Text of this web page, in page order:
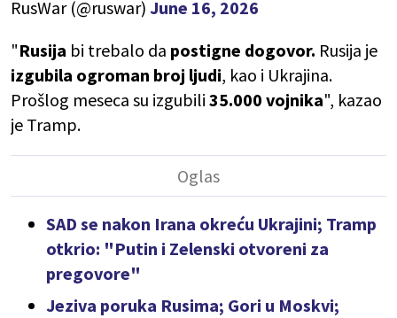
RusWar (@ruswar) June 16, 2026
"Rusija bi trebalo da postigne dogovor. Rusija je
izgubila ogroman broj ljudi, kao i Ukrajina.
Prošlog meseca su izgubili 35.000 vojnika", kazao
je Tramp.
SAD se nakon Irana okreću Ukrajini; Tramp
otkrio: "Putin i Zelenski otvoreni za
pregovore"
Jeziva poruka Rusima; Gori u Moskvi;